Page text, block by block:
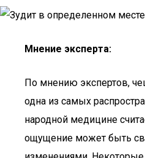
Мнение эксперта:
По мнению экспертов,
одна из самых
народной медицине
ощущение может быть